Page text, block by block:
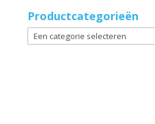
Productcategorieën